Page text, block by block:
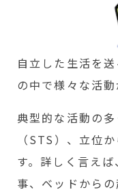
自立した生活を
の中で様々な活
典型的な活動の
（STS）、立位
す。詳しく言え
事、ベッドから